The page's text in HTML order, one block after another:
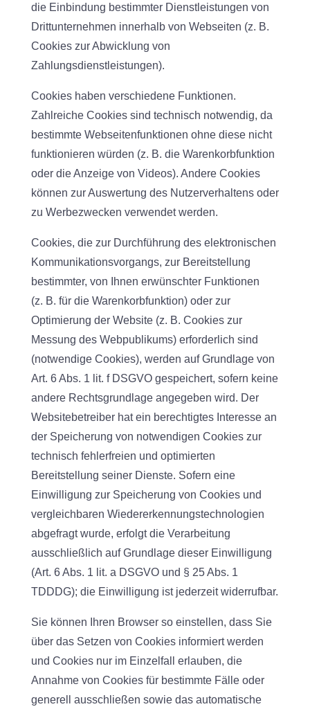
die Einbindung bestimmter Dienstleistungen von
Drittunternehmen innerhalb von Webseiten (z. B.
Cookies zur Abwicklung von
Zahlungsdienstleistungen).
Cookies haben verschiedene Funktionen.
Zahlreiche Cookies sind technisch notwendig, da
bestimmte Webseitenfunktionen ohne diese nicht
funktionieren würden (z. B. die Warenkorbfunktion
oder die Anzeige von Videos). Andere Cookies
können zur Auswertung des Nutzerverhaltens oder
zu Werbezwecken verwendet werden.
Cookies, die zur Durchführung des elektronischen
Kommunikationsvorgangs, zur Bereitstellung
bestimmter, von Ihnen erwünschter Funktionen
(z. B. für die Warenkorbfunktion) oder zur
Optimierung der Website (z. B. Cookies zur
Messung des Webpublikums) erforderlich sind
(notwendige Cookies), werden auf Grundlage von
Art. 6 Abs. 1 lit. f DSGVO gespeichert, sofern keine
andere Rechtsgrundlage angegeben wird. Der
Websitebetreiber hat ein berechtigtes Interesse an
der Speicherung von notwendigen Cookies zur
technisch fehlerfreien und optimierten
Bereitstellung seiner Dienste. Sofern eine
Einwilligung zur Speicherung von Cookies und
vergleichbaren Wiedererkennungstechnologien
abgefragt wurde, erfolgt die Verarbeitung
ausschließlich auf Grundlage dieser Einwilligung
(Art. 6 Abs. 1 lit. a DSGVO und § 25 Abs. 1
TDDDG); die Einwilligung ist jederzeit widerrufbar.
Sie können Ihren Browser so einstellen, dass Sie
über das Setzen von Cookies informiert werden
und Cookies nur im Einzelfall erlauben, die
Annahme von Cookies für bestimmte Fälle oder
generell ausschließen sowie das automatische